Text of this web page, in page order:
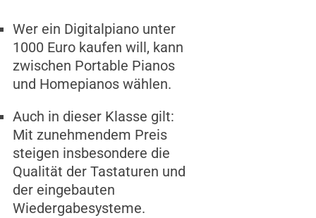
Wer ein Digitalpiano unter
1000 Euro kaufen will, kann
zwischen Portable Pianos
und Homepianos wählen.
Auch in dieser Klasse gilt:
Mit zunehmendem Preis
steigen insbesondere die
Qualität der Tastaturen und
der eingebauten
Wiedergabesysteme.